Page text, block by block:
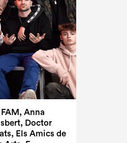
FAM, Anna
Doctor
Els Amics de